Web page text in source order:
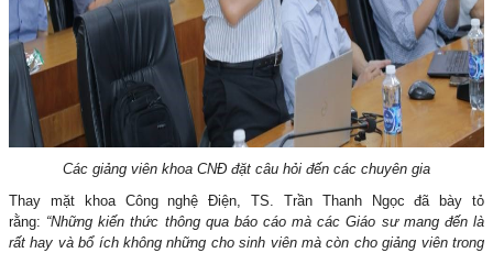
Các giảng viên khoa CNĐ đặt câu hỏi đến các chuyên gia
Thay mặt khoa Công nghệ Điện, TS. Trần Thanh Ngọc đã bày tỏ
rằng: “Những kiến thức thông qua báo cáo mà các Giáo sư mang đến là
rất hay và bổ ích không những cho sinh viên mà còn cho giảng viên trong